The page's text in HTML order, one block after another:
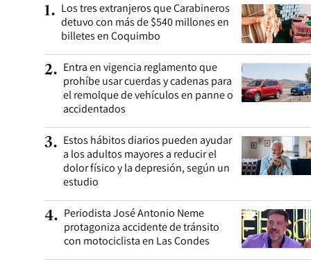
1. Los tres extranjeros que Carabineros
detuvo con más de $540 millones en
billetes en Coquimbo
2. Entra en vigencia reglamento que
prohíbe usar cuerdas y cadenas para
el remolque de vehículos en panne o
accidentados
3. Estos hábitos diarios pueden ayudar
a los adultos mayores a reducir el
dolor físico y la depresión, según un
estudio
4. Periodista José Antonio Neme
protagoniza accidente de tránsito
con motociclista en Las Condes